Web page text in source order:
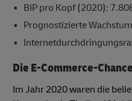
BIP pro Kopf (2020):
Prognostizierte
Die E-Commerce-Chance
Im Jahr 2020 waren die